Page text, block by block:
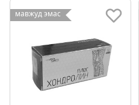
мавжуд эмас